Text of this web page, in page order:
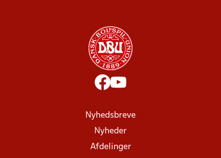
Nyhedsbreve
Nyheder
Afdelinger